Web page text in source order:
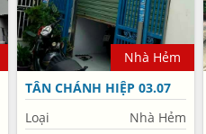
Nhà Hẻm
TÂN CHÁNH HIỆP 03.07
Loại
Nhà Hẻm